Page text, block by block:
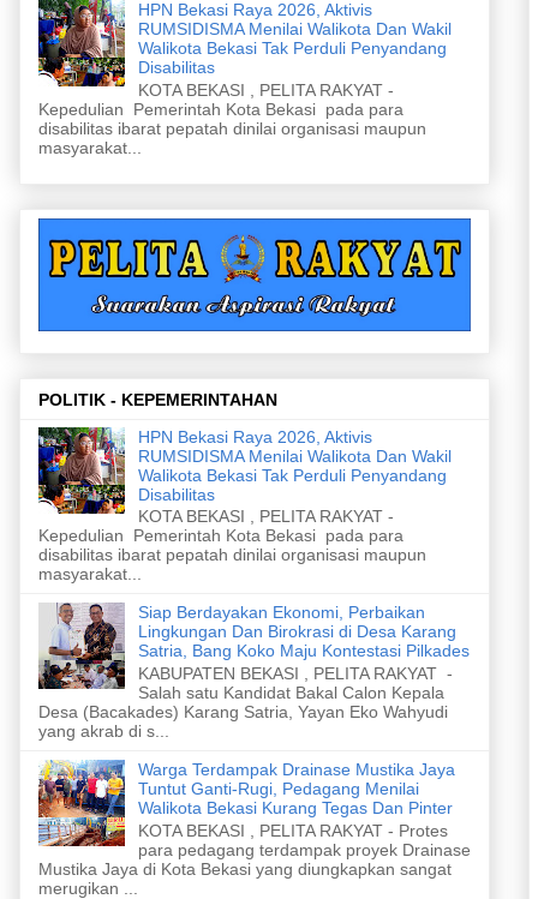
HPN Bekasi Raya 2026, Aktivis
RUMSIDISMA Menilai Walikota Dan Wakil
Walikota Bekasi Tak Perduli Penyandang
Disabilitas
KOTA BEKASI , PELITA RAKYAT -
Kepedulian Pemerintah Kota Bekasi pada para
disabilitas ibarat pepatah dinilai organisasi maupun
masyarakat...
POLITIK - KEPEMERINTAHAN
HPN Bekasi Raya 2026, Aktivis
RUMSIDISMA Menilai Walikota Dan Wakil
Walikota Bekasi Tak Perduli Penyandang
Disabilitas
KOTA BEKASI , PELITA RAKYAT -
Kepedulian Pemerintah Kota Bekasi pada para
disabilitas ibarat pepatah dinilai organisasi maupun
masyarakat...
Siap Berdayakan Ekonomi, Perbaikan
Lingkungan Dan Birokrasi di Desa Karang
Satria, Bang Koko Maju Kontestasi Pilkades
KABUPATEN BEKASI , PELITA RAKYAT -
Salah satu Kandidat Bakal Calon Kepala
Desa (Bacakades) Karang Satria, Yayan Eko Wahyudi
yang akrab di s...
Warga Terdampak Drainase Mustika Jaya
Tuntut Ganti-Rugi, Pedagang Menilai
Walikota Bekasi Kurang Tegas Dan Pinter
KOTA BEKASI , PELITA RAKYAT - Protes
para pedagang terdampak proyek Drainase
Mustika Jaya di Kota Bekasi yang diungkapkan sangat
merugikan ...